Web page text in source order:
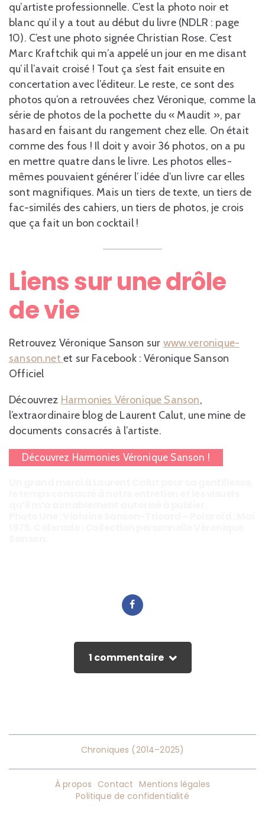
qu’artiste professionnelle. C’est la photo noir et
blanc qu’il y a tout au début du livre (NDLR : page
10). C’est une photo signée Christian Rose. C’est
Marc Kraftchik qui m’a appelé un jour en me disant
qu’il l’avait croisé ! Tout ça s’est fait ensuite en
concertation avec l’éditeur. Le reste, ce sont des
photos qu’on a retrouvées chez Véronique, comme la
série de photos de la pochette du « Maudit », par
hasard en faisant du rangement chez elle. On était
comme des fous ! Il doit y avoir 36 photos, on a pu
en mettre quatre dans le livre. Les photos elles-
mêmes pouvaient générer l’idée d’un livre car elles
sont magnifiques. Mais un tiers de texte, un tiers de
fac-similés des cahiers, un tiers de photos, je crois
que ça fait un bon cocktail !
Liens sur une drôle
de vie
Retrouvez Véronique Sanson sur www.veronique-
sanson.net et sur Facebook : Véronique Sanson
Officiel
Découvrez Harmonies Véronique Sanson,
l’extraordinaire blog de Laurent Calut, une mine de
documents consacrés à l’artiste.
Découvrez Harmonies Véronique Sanson !
1 commentaire
Chroniques (2014–2025)
À propos Contact Mentions légales
Politique de confidentialité